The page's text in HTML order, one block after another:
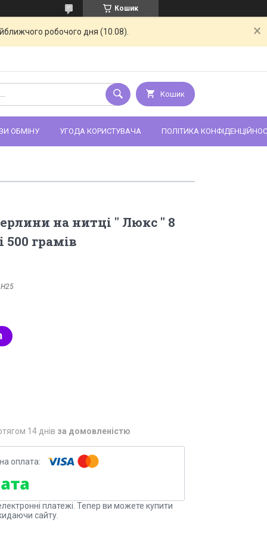
Кошик
робочого дня (10.08).
Кошик
ОБМІНУ УГОДА КОРИСТУВАЧА ПОЛІТИКА
на нитці " Люкс " 8
грамів
Н25
14 днів за домовленістю
платежі. Тепер ви можете купити
сайту.